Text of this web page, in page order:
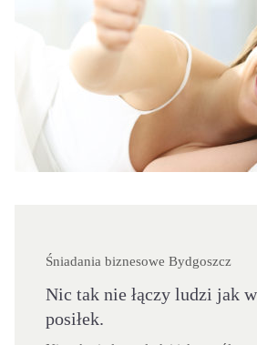
Śniadania biznesowe Bydgoszcz
Nic tak nie łączy ludzi jak
posiłek.